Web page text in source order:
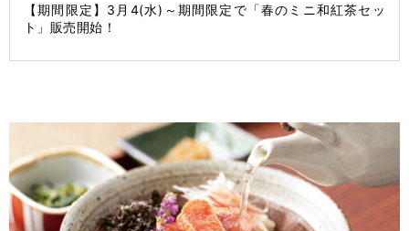
【期間限定】3月4(水)～期間限定で「春のミニ和紅茶セッ
ト」販売開始！